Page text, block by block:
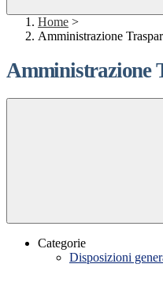
Home >
Amministrazione
Amministrazione
Categorie
Disposizioni